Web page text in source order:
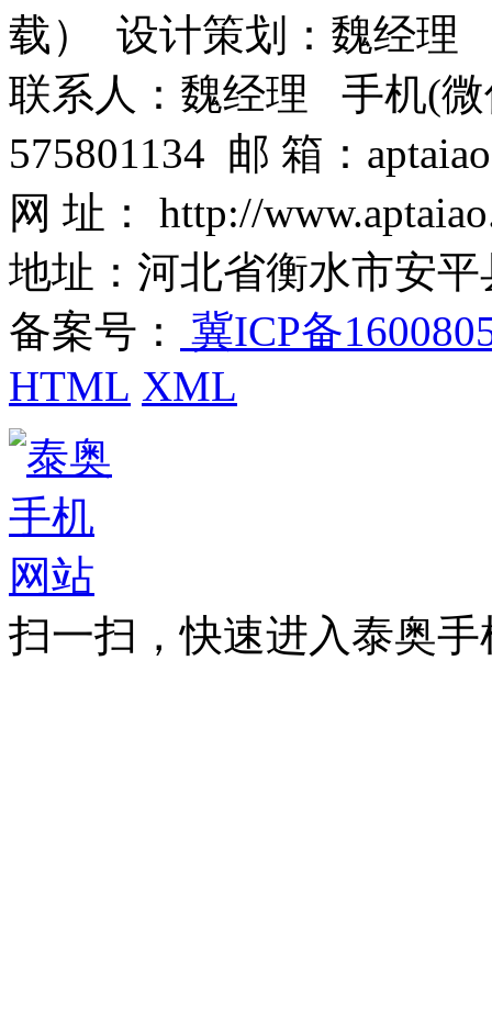
载） 设计策划：魏经理
联系人：魏经理 手机(微
575801134 邮 箱：
网 址： http://
地址：河北省衡水市安
备案号：
冀ICP备
HTML XML
扫一扫，快速进入泰奥手